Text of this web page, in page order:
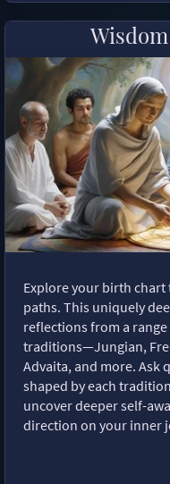
Explore your birth
paths. This uniquely
reflections from a
traditions—Jungian,
Advaita, and more. Ask
shaped by each
uncover deeper self-
direction on your inner